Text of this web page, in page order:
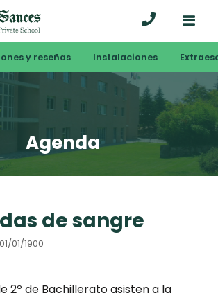
y reseñas Instalaciones
Agenda
de sangre
01/01/1900
2º de Bachillerato asisten a la